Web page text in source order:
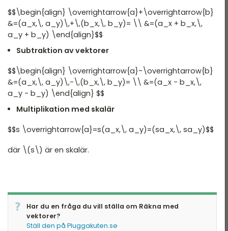
$$\begin{align} \overrightarrow{a}+\overrightarrow{b}
&=(a_x,\, a_y)\,+\,(b_x,\, b_y)= \\ &=(a_x + b_x,\,
a_y + b_y) \end{align}$$
Subtraktion av vektorer
$$\begin{align} \overrightarrow{a}-\overrightarrow{b}
&=(a_x,\, a_y)\,-\,(b_x,\, b_y)= \\ &=(a_x - b_x,\,
a_y - b_y) \end{align} $$
Multiplikation med skalär
$$s \overrightarrow{a}=s(a_x,\, a_y)=(sa_x,\, sa_y)$$
där \(s\) är en skalär.
Har du en fråga du vill ställa om Räkna med
vektorer?
Ställ den på Pluggakuten.se